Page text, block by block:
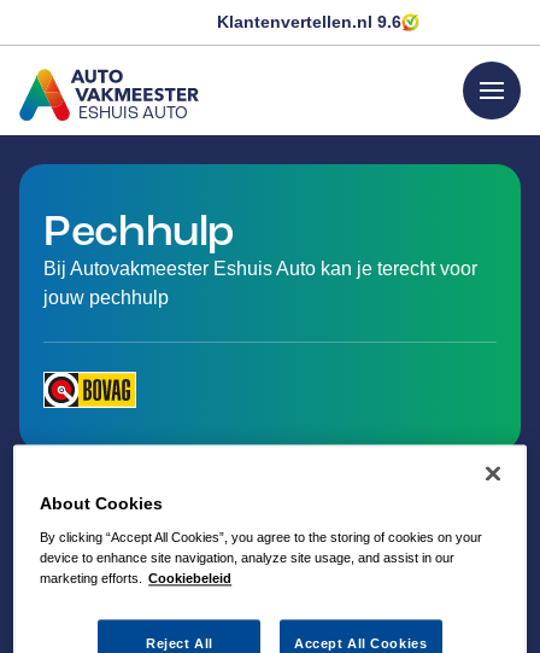
Klantenvertellen.nl 9.6
ESHUIS AUTO
GA NAAR DE HOMEPAGINA
menu
Pechhulp
Bij Autovakmeester Eshuis Auto kan je terecht voor
jouw pechhulp
About Cookies
By clicking “Accept All Cookies”, you agree to the storing of cookies on your
device to enhance site navigation, analyze site usage, and assist in our
marketing efforts.
Cookiebeleid
Reject All Accept All Cookies